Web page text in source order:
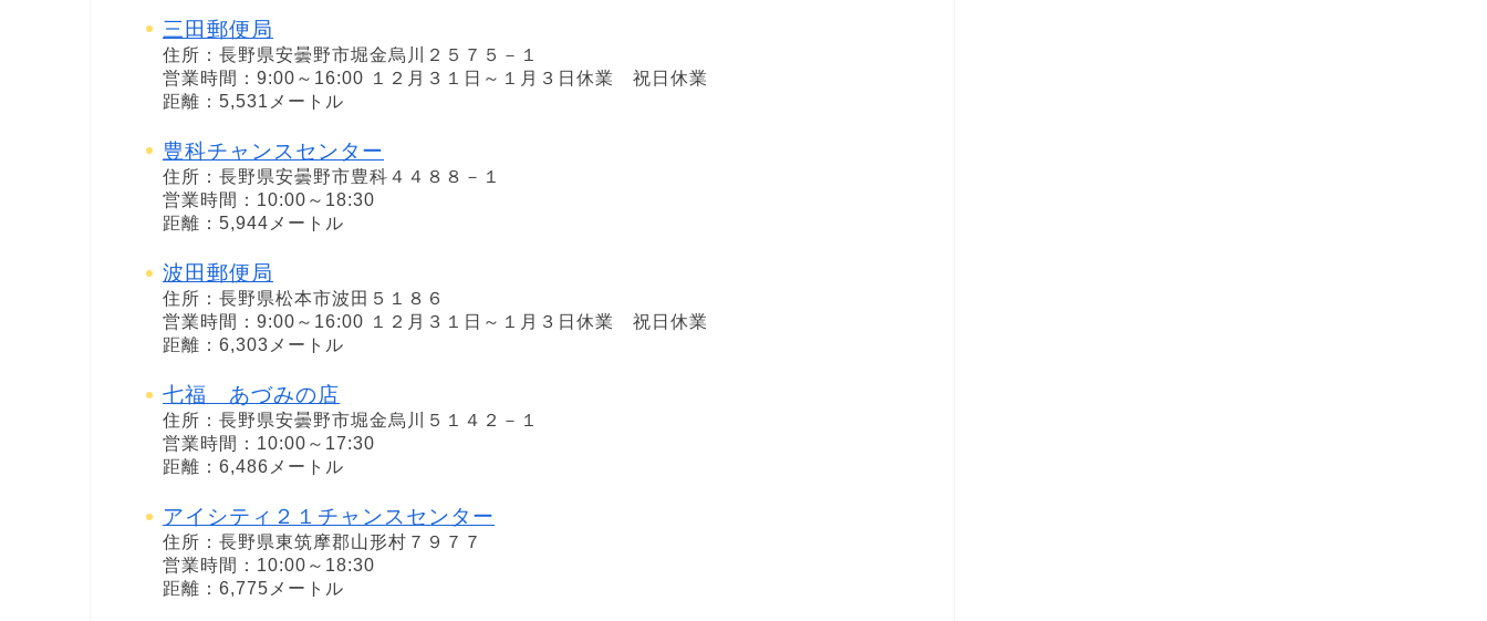
三田郵便局
住所：長野県安曇野市堀金烏川２５７５－１
営業時間：9:00～16:00 １２月３１日～１月３日休業 祝日休業
距離：5,531メートル
豊科チャンスセンター
住所：長野県安曇野市豊科４４８８－１
営業時間：10:00～18:30
距離：5,944メートル
波田郵便局
住所：長野県松本市波田５１８６
営業時間：9:00～16:00 １２月３１日～１月３日休業 祝日休業
距離：6,303メートル
七福 あづみの店
住所：長野県安曇野市堀金烏川５１４２－１
営業時間：10:00～17:30
距離：6,486メートル
アイシティ２１チャンスセンター
住所：長野県東筑摩郡山形村７９７７
営業時間：10:00～18:30
距離：6,775メートル